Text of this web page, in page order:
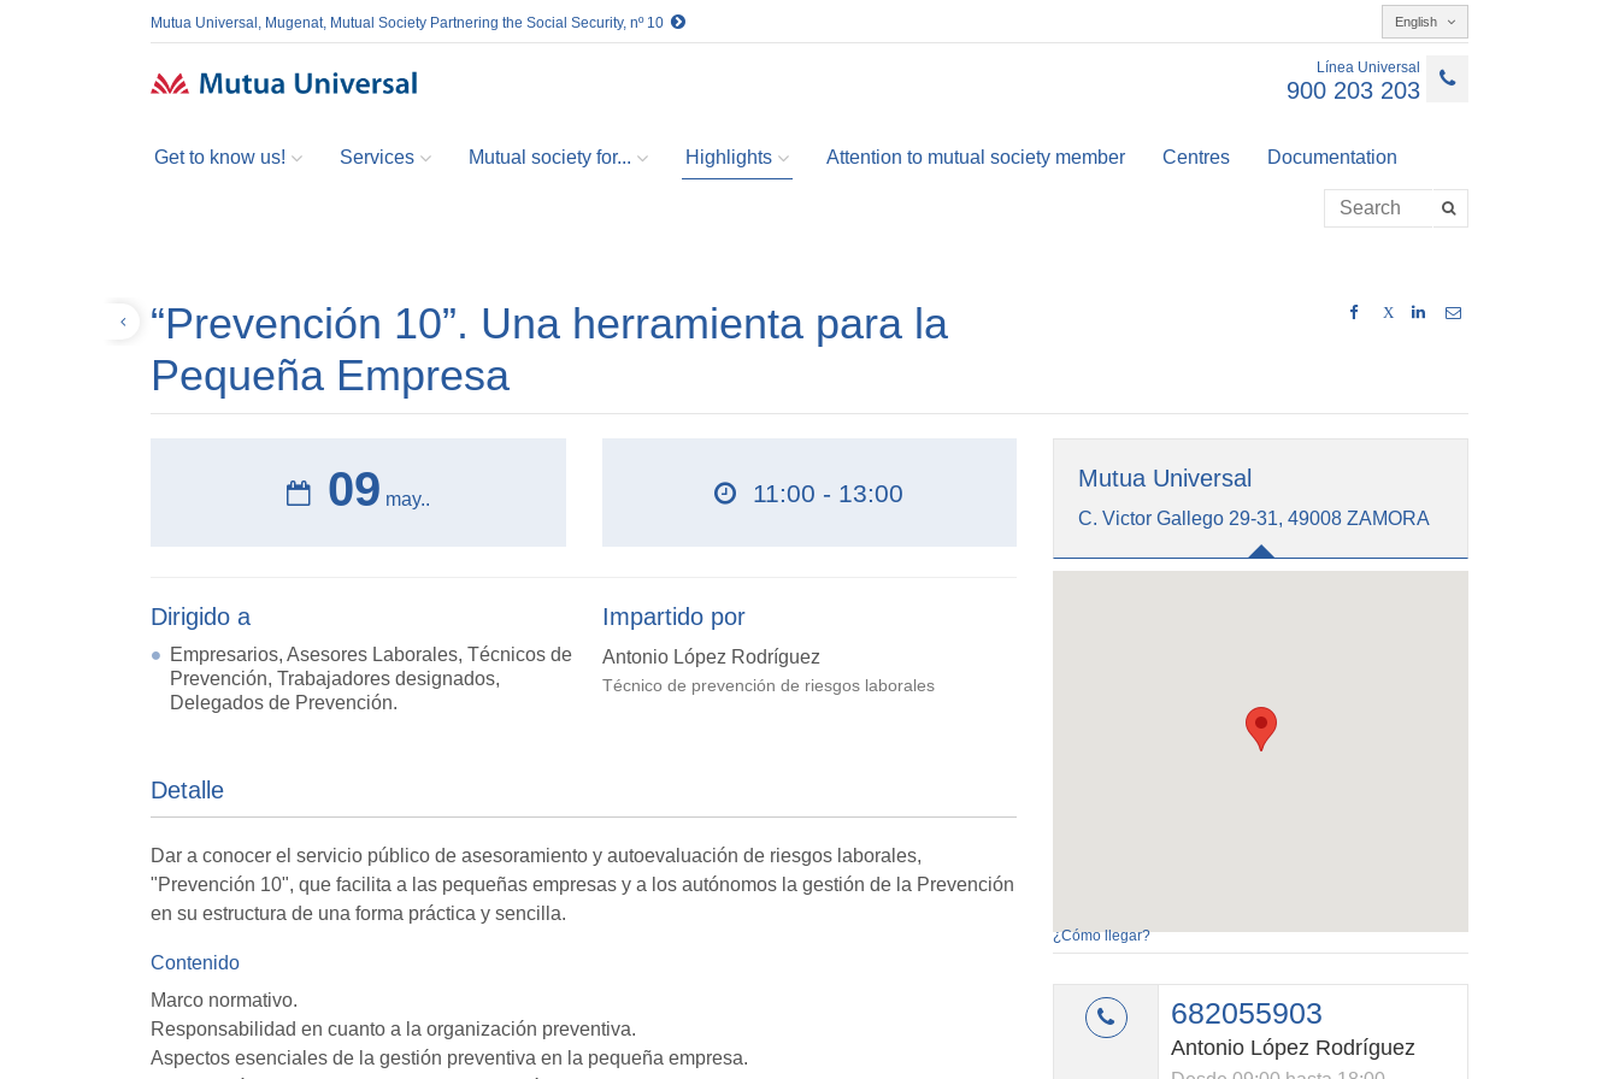
Mutua Universal, Mugenat, Mutual Society Partnering the Social Security, nº 10 English
Línea Universal
900 203 203
Get to know us! Services Mutual society for... Highlights Attention to mutual society member Centres Documentation
X
“Prevención 10”. Una herramienta para la
Pequeña Empresa
09 may.. 11:00 - 13:00
Dirigido a
Empresarios, Asesores Laborales, Técnicos de
Prevención, Trabajadores designados,
Delegados de Prevención.
Impartido por
Antonio López Rodríguez
Técnico de prevención de riesgos laborales
Detalle
Dar a conocer el servicio público de asesoramiento y autoevaluación de riesgos laborales,
"Prevención 10", que facilita a las pequeñas empresas y a los autónomos la gestión de la Prevención
en su estructura de una forma práctica y sencilla.
Contenido
Marco normativo.
Responsabilidad en cuanto a la organización preventiva.
Aspectos esenciales de la gestión preventiva en la pequeña empresa.
Mutua Universal
C. Victor Gallego 29-31, 49008 ZAMORA
¿Cómo llegar?
682055903
Antonio López Rodríguez